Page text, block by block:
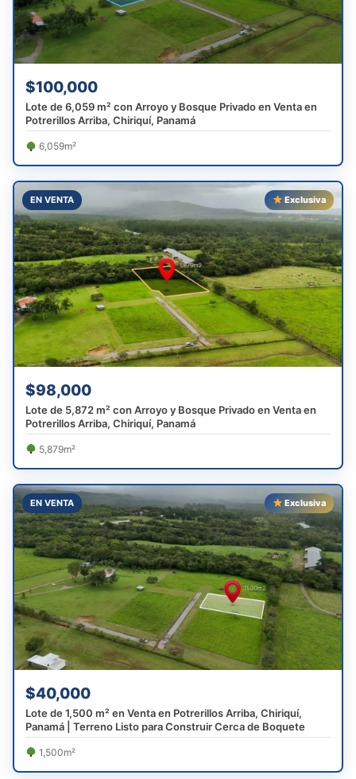
$100,000
Lote de 6,059 m² con Arroyo y Bosque Privado en Venta en
Potrerillos Arriba, Chiriquí, Panamá
6,059m²
EN VENTA Exclusiva
$98,000
Lote de 5,872 m² con Arroyo y Bosque Privado en Venta en
Potrerillos Arriba, Chiriquí, Panamá
5,879m²
EN VENTA Exclusiva
$40,000
Lote de 1,500 m² en Venta en Potrerillos Arriba, Chiriquí,
Panamá | Terreno Listo para Construir Cerca de Boquete
1,500m²